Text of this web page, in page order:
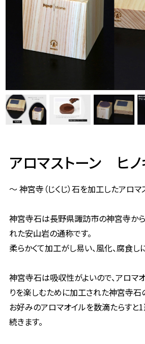
アロマストーン ヒノ
～ 神宮寺（じくじ）石を加工したアロマ
神宮寺石は長野県諏訪市の神宮寺か
れた安山岩の通称です。
柔らかくて加工がし易い、風化、腐食し
神宮寺石は吸収性がよいので、アロマ
りを楽しむために加工された神宮寺石
お好みのアロマオイルを数滴たらすと
続きます。